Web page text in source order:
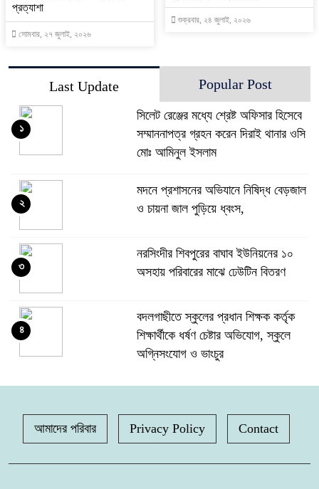
প্রত্যাশা
সোমবার, ২৭ জুলাই, ২০২৬
শুক্রবার, ২৪ জুলাই, ২০২৬
Last Update Popular Post
সিলেট রেঞ্জের মধ্যে শ্রেষ্ট অফিসার হিসেবে
সম্মাননাপত্র গ্রহন করেন দিরাই থানার ওসি
মোঃ আমিনুল ইসলাম
১
মদনে প্রশাসনের অভিযানে নিষিদ্ধ বেড়জাল
ও চায়না জাল পুড়িয়ে ধ্বংস,
২
নরসিংদীর শিবপুরের বাঘাব ইউনিয়নের ১০
অসহায় পরিবারের মাঝে ঢেউটিন বিতরণ
৩
বদলগাছীতে স্কুলের প্রধান শিক্ষক কর্তৃক
শিক্ষার্থীকে ধর্ষণ চেষ্টার অভিযোগ, স্কুলে
অগ্নিসংযোগ ও ভাংচুর
৪
শাহনাজ পারভীনের বিরুদ্ধে অনিয়মের
অভিযোগ
আমাদের পরিবার Privacy Policy Contact